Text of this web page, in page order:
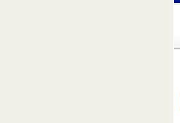
ｸ蜀�ｒ遘ｻ蜍輔☆繧九◆繧√�繝ｪ繝ｳ繧ｯ縺ｧ縺吶�